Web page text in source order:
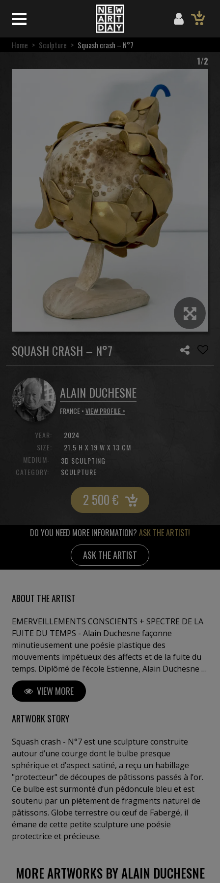
Home > Sculpture > Squash crash – N°7
1/2
SQUASH CRASH – N°7
ALAIN DUCHESNE
FRANCE •VIEW PROFILE >
YEAR:
SIZE:
2024
21.5 H X 19 W X 13 CM
MEDIUM:
3D SCULPTING
CATEGORY:
SCULPTURE
2 500€
DO YOU NEED MORE INFORMATION? ASK THE ARTIST!
ASK THE ARTIST
ABOUT THE ARTIST
EMERVEILLEMENTS CONSCIENTS + SPECTRE DE LA
FUITE DU TEMPS - Alain Duchesne façonne
minutieusement une poésie plastique des
mouvements impétueux des affects et de la fuite du
temps. Diplômé de l’école Estienne, Alain Duchesne a
été directeur artistique pour les grands réseaux
d’agences de publicité internationales à Paris et a
créé sa propre agence, Maison Duchesne. Il se voit
confier la direction artistique de campagnes
Saint Laurent, Vuitton, ou dans le domaine des
cosmétiques, Helena Rubinstein, l’Oréal, ou Lancôme,
mais également pour la mode, Yves Saint Laurent. Il a
mené des campagnes en étroite collaboration avec
des photographes, notamment Jean-Loup Sieff,
Dominique Issermann ou Mario Testino, et avec des
réalisateurs de films, Trân An Hùng ou Spike Lee.
Enrichi par ces expériences, Alain Duchesne s’engage
depuis une quinzaine d’années dans l’élaboration
aussi des photographies plasticiennes et des travaux
VIEW MORE
ARTWORK STORY
Squash crash - N°7 est une sculpture construite
autour d’une courge dont le bulbe presque
sphérique et d’aspect satiné, a reçu un habillage
"protecteur" de découpes de pâtissons passés à l’or.
Ce bulbe est surmonté d’un pédoncule bleu et est
soutenu par un piètement de fragments naturel de
pâtissons. Globe terrestre ou œuf de Fabergé, il
émane de cette petite sculpture une poésie
protectrice et précieuse.
MORE ARTWORKS BY ALAIN DUCHESNE